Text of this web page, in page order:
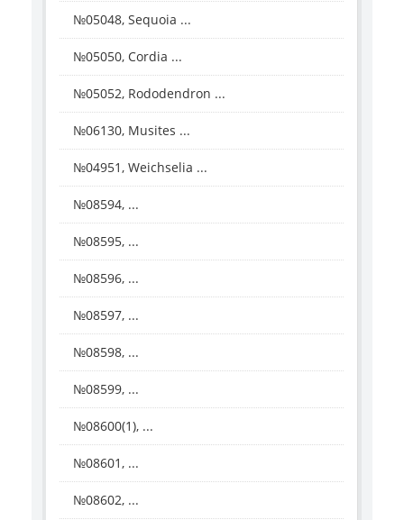
№05048, Sequoia ...
№05050, Cordia ...
№05052, Rododendron ...
№06130, Musites ...
№04951, Weichselia ...
№08594, ...
№08595, ...
№08596, ...
№08597, ...
№08598, ...
№08599, ...
№08600(1), ...
№08601, ...
№08602, ...